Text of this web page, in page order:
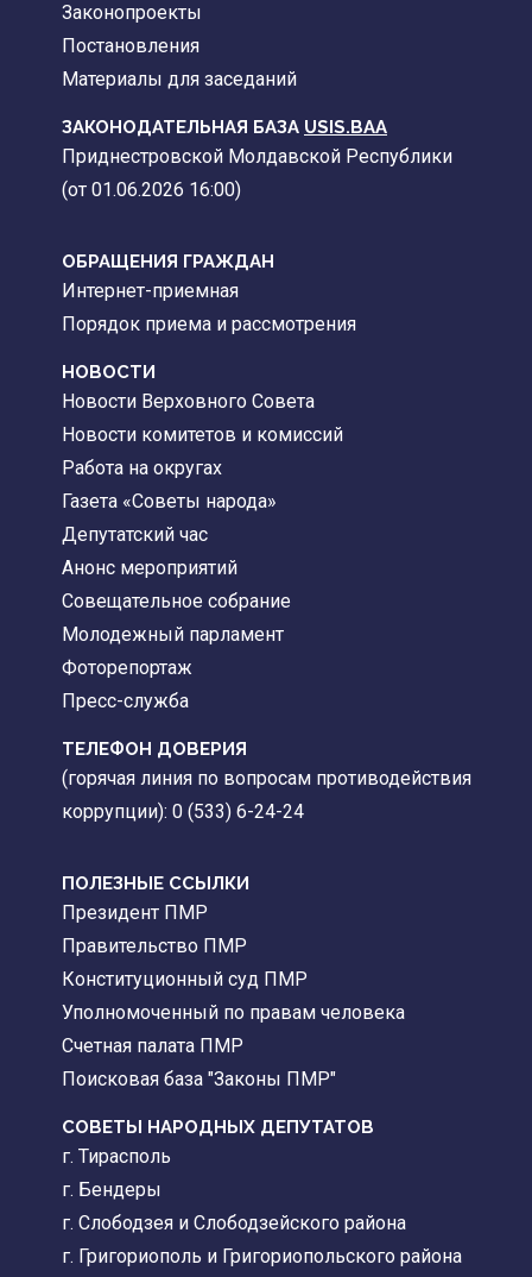
Законопроекты
Постановления
Материалы для заседаний
ЗАКОНОДАТЕЛЬНАЯ БАЗА USIS.BAA
Приднестровской Молдавской Республики
(от 01.06.2026 16:00)
ОБРАЩЕНИЯ ГРАЖДАН
Интернет-приемная
Порядок приема и рассмотрения
НОВОСТИ
Новости Верховного Совета
Новости комитетов и комиссий
Работа на округах
Газета «Советы народа»
Депутатский час
Анонс мероприятий
Совещательное собрание
Молодежный парламент
Фоторепортаж
Пресс-служба
ТЕЛЕФОН ДОВЕРИЯ
(горячая линия по вопросам противодействия
коррупции): 0 (533) 6-24-24
ПОЛЕЗНЫЕ ССЫЛКИ
Президент ПМР
Правительство ПМР
Конституционный суд ПМР
Уполномоченный по правам человека
Счетная палата ПМР
Поисковая база "Законы ПМР"
СОВЕТЫ НАРОДНЫХ ДЕПУТАТОВ
г. Тирасполь
г. Бендеры
г. Слободзея и Слободзейского района
г. Григориополь и Григориопольского района